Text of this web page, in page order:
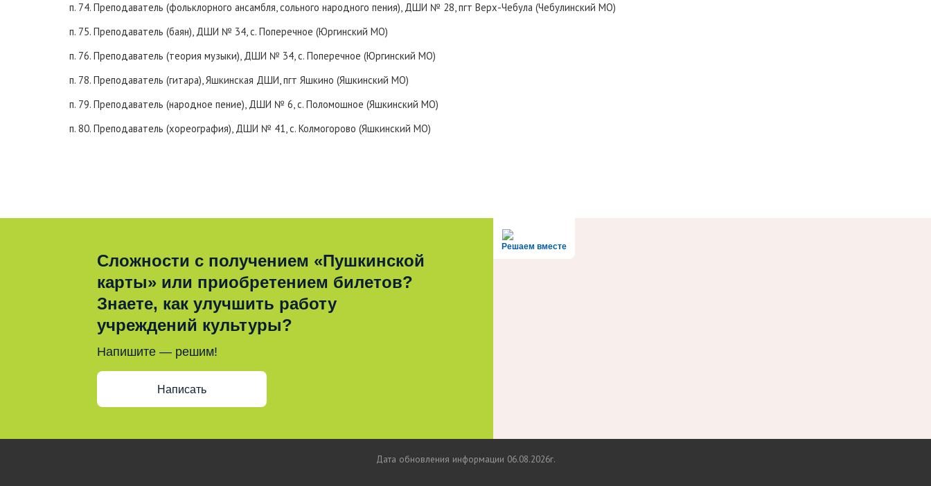
п. 74. Преподаватель (фольклорного ансамбля, сольного народного пения), ДШИ № 28, пгт Верх-Чебула (Чебулинский МО)
п. 75. Преподаватель (баян), ДШИ № 34, с. Поперечное (Юргинский МО)
п. 76. Преподаватель (теория музыки), ДШИ № 34, с. Поперечное (Юргинский МО)
п. 78. Преподаватель (гитара), Яшкинская ДШИ, пгт Яшкино (Яшкинский МО)
п. 79. Преподаватель (народное пение), ДШИ № 6, с. Поломошное (Яшкинский МО)
п. 80. Преподаватель (хореография), ДШИ № 41, с. Колмогорово (Яшкинский МО)
Решаем вместе
Сложности с получением «Пушкинской
карты» или приобретением билетов?
Знаете, как улучшить работу
учреждений культуры?
Напишите — решим!
Написать
Дата обновления информации 06.08.2026г.